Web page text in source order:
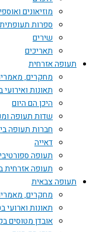
מוזיאונים ואוספים
ספרות תעופתית
שירים
תאריכים
תעופה אזרחית
מחקרים, מאמרים
תאונות ואירועי
היכן הם היום
שדות תעופה ומנחתים
חברות תעופה בישראל
דאייה
תעופה ספורטיבית
תעופה אזרחית בארץ
תעופה צבאית
מחקרים, מאמרים
תאונות וארועי
אובדן מטוסים בקרב